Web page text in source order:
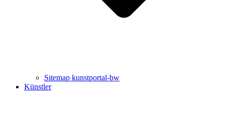
Sitemap kunstportal-bw
Künstler